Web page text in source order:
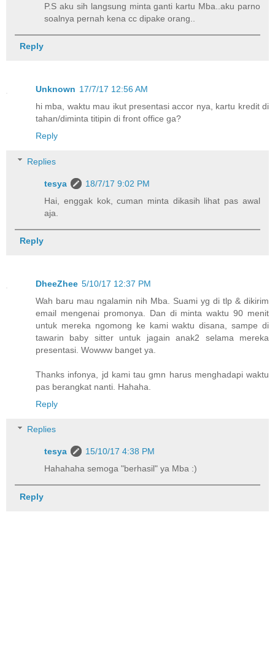
P.S aku sih langsung minta ganti kartu Mba..aku parno
soalnya pernah kena cc dipake orang..
Reply
Unknown 17/7/17 12:56 AM
hi mba, waktu mau ikut presentasi accor nya, kartu kredit di
tahan/diminta titipin di front office ga?
Reply
Replies
tesya
18/7/17 9:02 PM
Hai, enggak kok, cuman minta dikasih lihat pas awal
aja.
Reply
DheeZhee 5/10/17 12:37 PM
Wah baru mau ngalamin nih Mba. Suami yg di tlp & dikirim
email mengenai promonya. Dan di minta waktu 90 menit
untuk mereka ngomong ke kami waktu disana, sampe di
tawarin baby sitter untuk jagain anak2 selama mereka
presentasi. Wowww banget ya.
Thanks infonya, jd kami tau gmn harus menghadapi waktu
pas berangkat nanti. Hahaha.
Reply
Replies
tesya
15/10/17 4:38 PM
Hahahaha semoga "berhasil" ya Mba :)
Reply